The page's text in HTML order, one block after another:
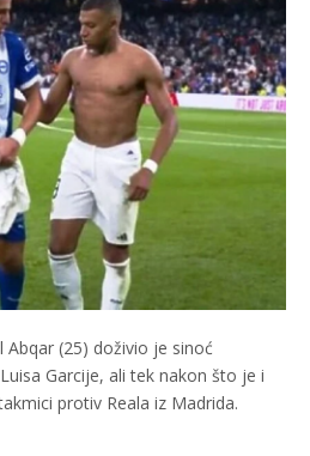
(25) doživio je sinoć
Garcije, ali tek nakon što je i
protiv Reala iz Madrida.